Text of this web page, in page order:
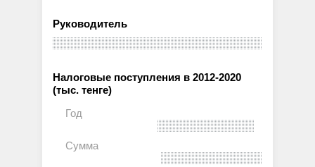
Руководитель
Налоговые поступления в 2012-2020
(тыс. тенге)